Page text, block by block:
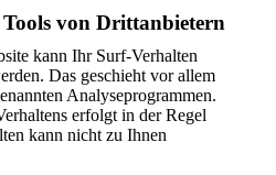
von Drittanbietern
kann Ihr Surf-Verhalten
Das geschieht vor allem
Analyseprogrammen.
erfolgt in der Regel
kann nicht zu Ihnen